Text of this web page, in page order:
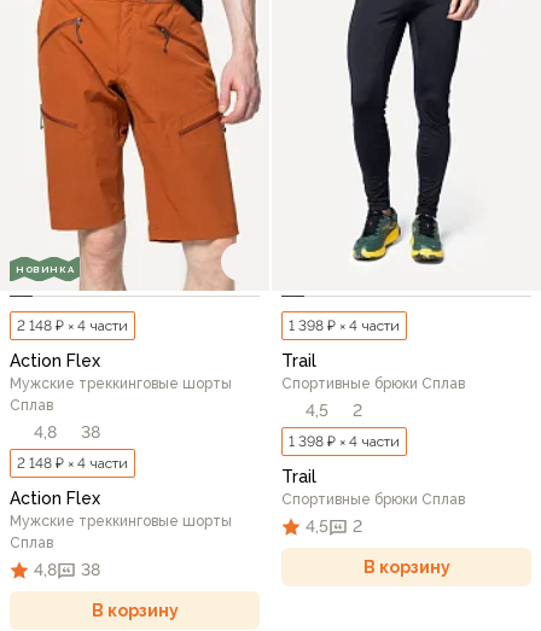
НОВИНКА
2 148 ₽ × 4 части
Action Flex
Мужские треккинговые шорты
Сплав
4,8 38
2 148 ₽ × 4 части
Action Flex
Мужские треккинговые шорты
Сплав
4,8 38
В корзину
1 398 ₽ × 4 части
Trail
Спортивные брюки Сплав
4,5 2
1 398 ₽ × 4 части
Trail
Спортивные брюки Сплав
4,5 2
В корзину